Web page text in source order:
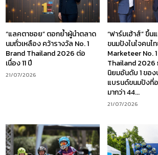
“แลคตาซอย” ตอกย้ำผู้นำตลาด
นมถั่วเหลือง คว้ารางวัล No. 1
Brand Thailand 2026 ต่อ
เนื่อง 11 ปี
21/07/2026
“ฟาร์มเฮ้าส์” ขึ้
ขนมปังในใจคนไ
Marketeer No.
Thailand 2026
นิยมอันดับ 1 ของ
แบรนด์ขนมปังที่
มากว่า 44...
21/07/2026